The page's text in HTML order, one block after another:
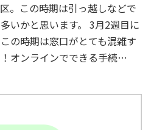
。この時期は引っ越しなどで
いかと思います。 3月2週目に
の時期は窓口がとても混雑す
オンラインでできる手続…